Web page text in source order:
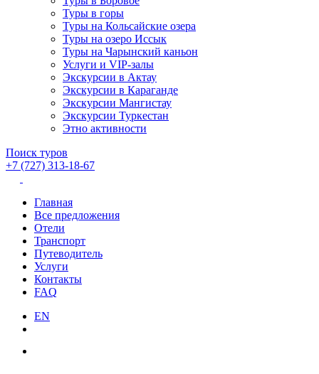
Туры в горы
Туры на Кольсайские озера
Туры на озеро Иссык
Туры на Чарынский каньон
Услуги и VIP-залы
Экскурсии в Актау
Экскурсии в Караганде
Экскурсии Мангистау
Экскурсии Туркестан
Этно активности
Поиск туров
+7 (727) 313-18-67
Главная
Все предложения
Отели
Транспорт
Путеводитель
Услуги
Контакты
FAQ
EN